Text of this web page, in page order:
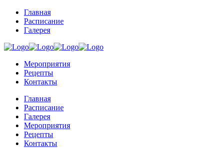
Главная
Расписание
Галерея
Мероприятия
Рецепты
Контакты
Главная
Расписание
Галерея
Мероприятия
Рецепты
Контакты